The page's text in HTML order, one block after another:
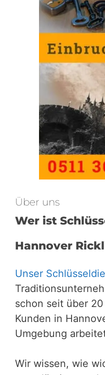
Über uns
Wer ist
Hannover
Unser
schon seit über
Kunden in
Umgebung
Wir wissen, wie